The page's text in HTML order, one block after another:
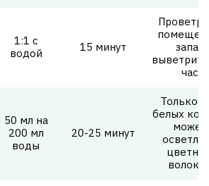
1:1 с
водой
15 минут
запах
час
50 мл на
200 мл
воды
20-25 минут
Только
белых
может